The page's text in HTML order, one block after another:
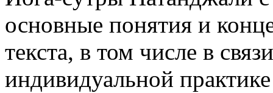
основные понятия и
текста, в том числе в
индивидуальной